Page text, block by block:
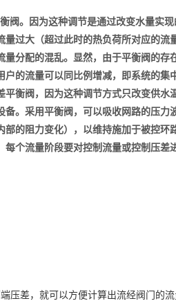
阀。因为这种调节是通过改变水量实
过大（超过此时的热负荷所对应的流
分配的混乱。显然，由于平衡阀的存
的流量可以同比例增减，即系统的集
衡阀，因为这种调节方式只改变供水
。采用平衡阀，可以吸收网路的压力
的阻力变化），以维持施加于被控环
个流量阶段要对控制流量或控制压差
压差，就可以方便计算出流经阀门的流